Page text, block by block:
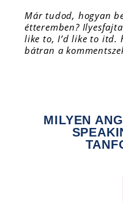
Már tudod, hogyan
étteremben?
like to, I’d like to itd.
bátran a
MILYEN